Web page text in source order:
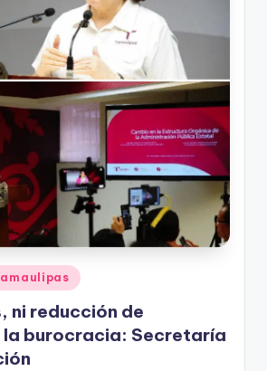
ni reducción de
la burocracia: Secretaría